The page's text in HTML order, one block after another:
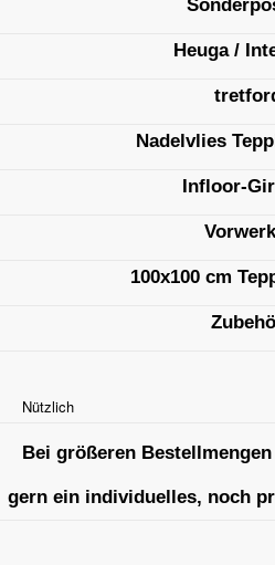
Heuga /
Nadelvlies
Infloor-
100x100 cm
Nützlich
Bei größeren
gern ein individuelles, noch